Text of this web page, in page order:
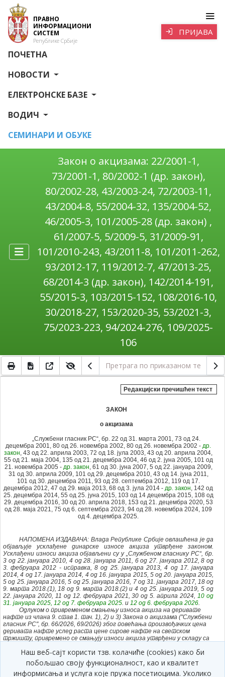
ПРАВНО
ИНФОРМАЦИОНИ
СИСТЕМ
Републике Србије
ПРИЈАВА
ПОЧЕТНА
НОВОСТИ
ЕЛЕКТРОНСКЕ БАЗЕ
ВОДИЧ
СЕМИНАРИ И ОБУКЕ
Наш веб-сајт користи тзв. колачиће (cookies) како би
побољшао своју функционалност, као и квалитет
информисања и услуга које пружа посетиоцима. Уколико
Закон о акцизама: 22/2001-1,
73/2001-1, 80/2002-1 (др. закон),
80/2002-28, 43/2003-24, 72/2003-11,
43/2004-8, 55/2004-32, 135/2004-52,
46/2005-3, 101/2005-28 (др. закон) ,
61/2007-5, 5/2009-5, 31/2009-91,
101/2010-243, 43/2011-8, 101/2011-262,
93/2012-17, 119/2012-7, 47/2013-25,
68/2014-3 (др. закон), 142/2014-191,
55/2015-3, 103/2015-152, 108/2016-10,
30/2018-27, 153/2020-35, 53/2021-3,
75/2023-223, 94/2024-276, 109/2025-
106
Редакцијски пречишћен текст
ЗАКОН
о акцизама
„Службени гласник РС“, бр. 22 од 31. марта 2001, 73 од 24.
децембра 2001, 80 од 26. новембра 2002, 80 од 26. новембра 2002 - др.
закон , 43 од 22. априла 2003, 72 од 18. јула 2003, 43 од 20. априла 2004,
55 од 21. маја 2004, 135 од 21. децембра 2004, 46 од 2. јуна 2005, 101 од
21. новембра 2005 - др. закон , 61 од 30. јуна 2007, 5 од 22. јануара 2009,
31 од 30. априла 2009, 101 од 29. децембра 2010, 43 од 14. јуна 2011,
101 од 30. децембра 2011, 93 од 28. септембра 2012, 119 од 17.
децембра 2012, 47 од 29. маја 2013, 68 од 3. јула 2014 - др. закон , 142 од
25. децембра 2014, 55 од 25. јуна 2015, 103 од 14 децембра 2015, 108 од
29. децембра 2016, 30 од 20. априла 2018, 153 од 21. децембра 2020, 53
од 28. маја 2021, 75 од 6. септембра 2023, 94 од 28. новембра 2024, 109
од 4. децембра 2025.
НАПОМЕНА ИЗДАВАЧА: Влада Републике Србије овлашћена је да
објављује усклађене динарске износе акциза утврђене законом.
Усклађени износи акциза објављени су у „Службеном гласнику РС“, бр.
3 од 22. јануара 2010, 4 од 28. јануара 2011, 6 од 27. јануара 2012, 8 од
3. фебруара 2012 - исправка, 8 од 25. јануара 2013, 4 од 17. јануара
2014, 4 од 17. јануара 2014, 4 од 16. јануара 2015, 5 од 20. јануара 2015,
5 од 25. јануара 2016, 5 од 25. јануара 2016, 7 од 31. јануара 2017, 18 од
9. марта 2018.(1), 18 од 9. марта 2018.(2) и 4 од 25. јануара 2019, 5 од
22. јануара 2020, 11 од 12. фебруара 2021, 30 од 5. априла 2024, 10 од
31. јануара 2025, 12 од 7. фебруара 2025 . и 12 од 6. фебруара 2026
Одлуком о привременом смањењу износа акциза на деривате
нафте из члана 9. став 1. тач. 1), 2) и 3) Закона о акцизама ("Службени
гласник РС", бр. 66/2026, 69/2026) због повећања произвођачких цена
дериватa нафте услед раста цене сирове нафте на светском
тржишту, привремено се смањују износи акциза утврђени у складу са
80/02 – др. закон, 43/03, 72/03, 43/04, 55/04, 135/04, 46/05, 101/05 – др.
закон, 61/07, 5/09, 31/09, 101/10, 43/11, 101/11, 93/12, 119/12, 47/13, 68/14
– др. закон, 142/14, 55/15, 103/15, 108/16, 30/18, 153/20, 53/21, 75/23,
94/24 и 109/25) на оловни бензин, безоловни бензин и гасна уља. Ова